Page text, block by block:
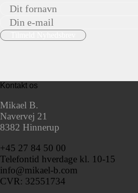
Kontakt os
Mikael B.
Navervej 21
8382 Hinnerup
+45 27 84 50 00
Telefontid hverdage kl. 10-15
info@mikael-b.com
CVR: 32551734